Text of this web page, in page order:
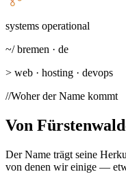
systems operational
~/bremen · de
> web · hosting · devops
//Woher der Name kommt
Von
Der Name trägt seine
von denen wir einige —